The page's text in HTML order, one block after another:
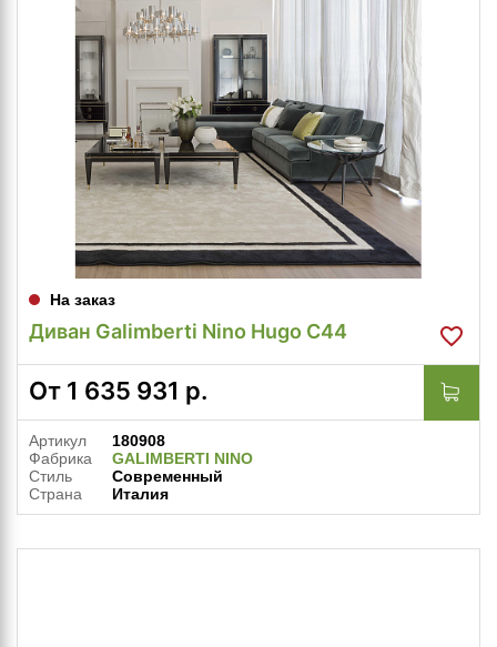
На заказ
Диван Galimberti Nino Hugo C44
От 1 635 931 р.
Артикул
180908
Фабрика
GALIMBERTI NINO
Стиль
Современный
Страна
Италия